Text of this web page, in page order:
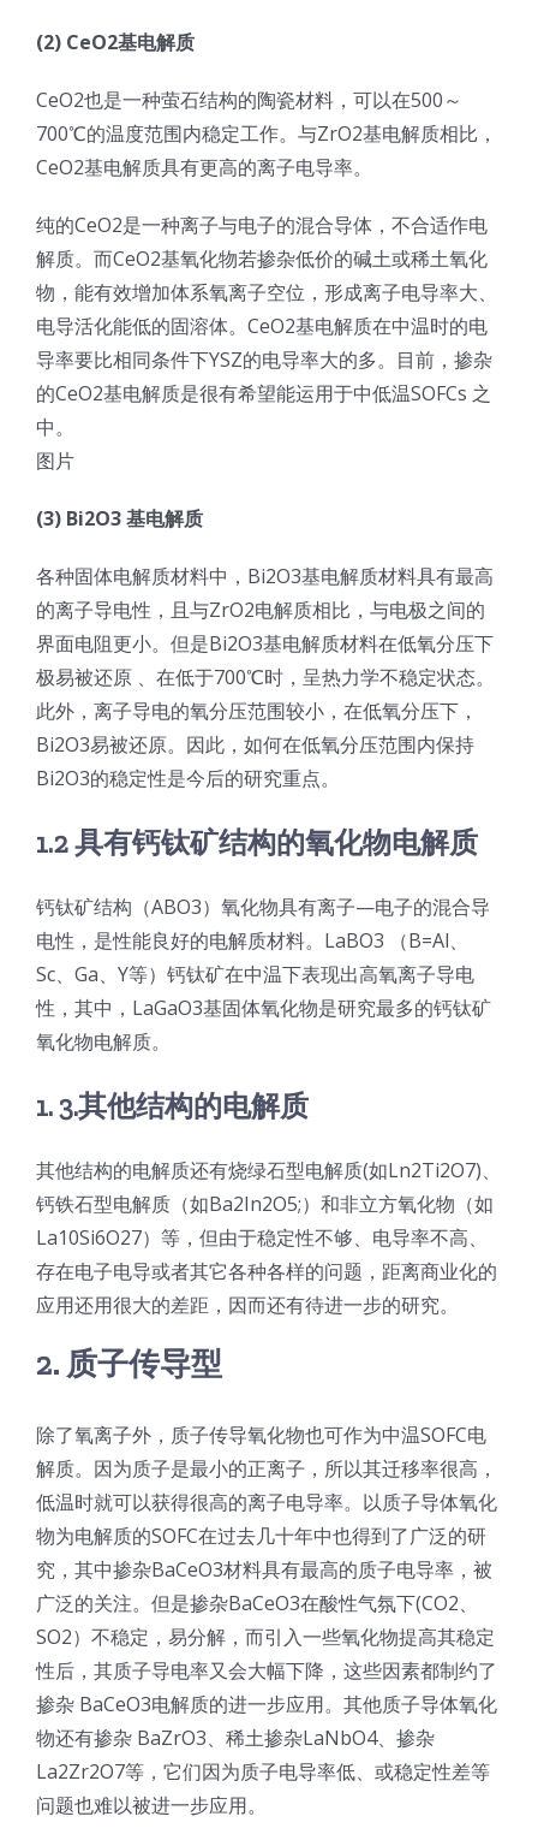
(2) CeO2基电解质
CeO2也是一种萤石结构的陶瓷材料，可以在500～
700℃的温度范围内稳定工作。与ZrO2基电解质相比，
CeO2基电解质具有更高的离子电导率。
纯的CeO2是一种离子与电子的混合导体，不合适作电
解质。而CeO2基氧化物若掺杂低价的碱土或稀土氧化
物，能有效增加体系氧离子空位，形成离子电导率大、
电导活化能低的固溶体。CeO2基电解质在中温时的电
导率要比相同条件下YSZ的电导率大的多。目前，掺杂
的CeO2基电解质是很有希望能运用于中低温SOFCs 之
中。
图片
(3) Bi2O3 基电解质
各种固体电解质材料中，Bi2O3基电解质材料具有最高
的离子导电性，且与ZrO2电解质相比，与电极之间的
界面电阻更小。但是Bi2O3基电解质材料在低氧分压下
极易被还原 、在低于700℃时，呈热力学不稳定状态。
此外，离子导电的氧分压范围较小，在低氧分压下，
Bi2O3易被还原。因此，如何在低氧分压范围内保持
Bi2O3的稳定性是今后的研究重点。
1.2 具有钙钛矿结构的氧化物电解质
钙钛矿结构（ABO3）氧化物具有离子—电子的混合导
电性，是性能良好的电解质材料。LaBO3 （B=Al、
Sc、Ga、Y等）钙钛矿在中温下表现出高氧离子导电
性，其中，LaGaO3基固体氧化物是研究最多的钙钛矿
氧化物电解质。
1. 3.其他结构的电解质
其他结构的电解质还有烧绿石型电解质(如Ln2Ti2O7)、
钙铁石型电解质（如Ba2In2O5;）和非立方氧化物（如
La10Si6O27）等，但由于稳定性不够、电导率不高、
存在电子电导或者其它各种各样的问题，距离商业化的
应用还用很大的差距，因而还有待进一步的研究。
2. 质子传导型
除了氧离子外，质子传导氧化物也可作为中温SOFC电
解质。因为质子是最小的正离子，所以其迁移率很高，
低温时就可以获得很高的离子电导率。以质子导体氧化
物为电解质的SOFC在过去几十年中也得到了广泛的研
究，其中掺杂BaCeO3材料具有最高的质子电导率，被
广泛的关注。但是掺杂BaCeO3在酸性气氛下(CO2、
SO2）不稳定，易分解，而引入一些氧化物提高其稳定
性后，其质子导电率又会大幅下降，这些因素都制约了
掺杂 BaCeO3电解质的进一步应用。其他质子导体氧化
物还有掺杂 BaZrO3、稀土掺杂LaNbO4、掺杂
La2Zr2O7等，它们因为质子电导率低、或稳定性差等
问题也难以被进一步应用。